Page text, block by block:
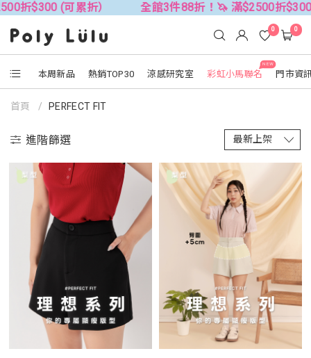
館3件88折！🦄 滿$2500折$300 (可累折） 全館3件88
本周新品 熱銷TOP30 涼感研究室
NEW
彩虹小馬聯名 門市資
0 0
首頁 PERFECT FIT
進階篩選